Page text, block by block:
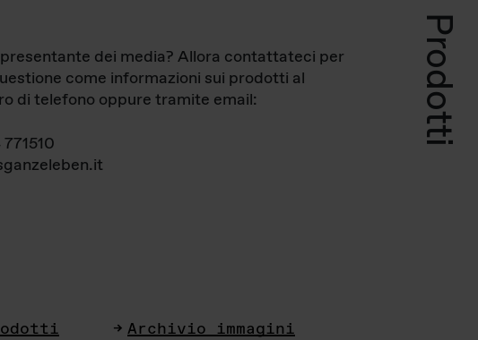
Prodotti
dei media? Allora contattateci per
come informazioni sui prodotti al
di telefono oppure tramite email:
Archivio immagini